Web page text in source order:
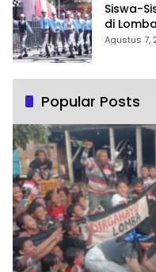
Siswa-
di
Agustus 7,
Popular Posts